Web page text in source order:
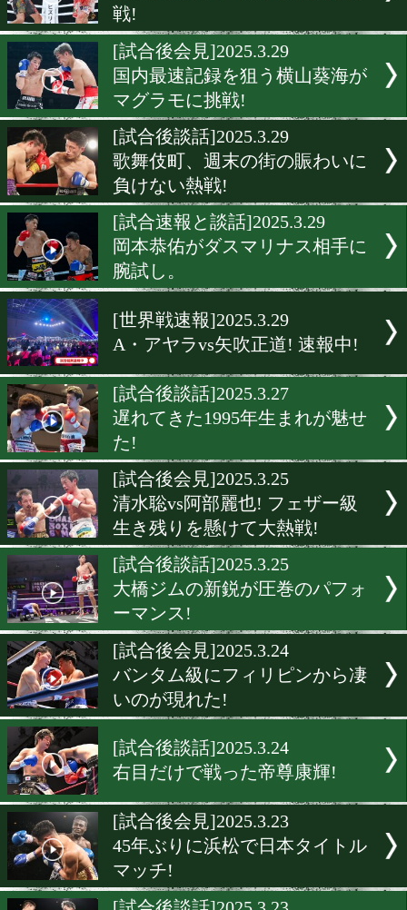
着連発!
[試合後談話]2025.3.30
北陸のエースが地元に錦を
[試合後会見]2025.3.29
矢吹正道! フライ級で新た
戦!
[試合後会見]2025.3.29
国内最速記録を狙う横山葵
マグラモに挑戦!
[試合後談話]2025.3.29
歌舞伎町、週末の街の賑わ
負けない熱戦!
[試合速報と談話]2025.3.29
岡本恭佑がダスマリナス相
腕試し。
[世界戦速報]2025.3.29
A・アヤラvs矢吹正道! 速
[試合後談話]2025.3.27
遅れてきた1995年生まれが
た!
[試合後会見]2025.3.25
清水聡vs阿部麗也! フェザ
生き残りを懸けて大熱戦!